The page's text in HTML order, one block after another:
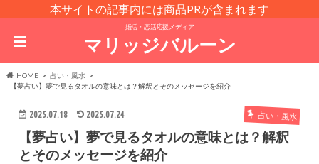
本サイトの記事内には商品PRが含まれます
婚活・恋活応援メディア
マリッジバルーン
HOME
占い・風水
【夢占い】夢で見るタオルの意味とは？解釈とそのメッセージを紹介
2025.07.18 2025.07.24 占い・風水
【夢占い】夢で見るタオルの意味とは？解釈
とそのメッセージを紹介